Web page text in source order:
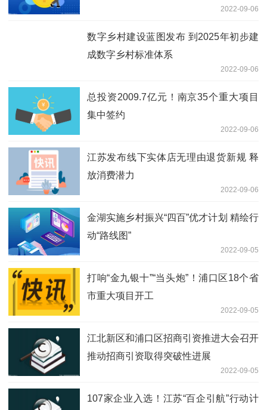
2022-09-06
数字乡村建设蓝图发布 到2025年初步建
成数字乡村标准体系
2022-09-06
总投资2009.7亿元！南京35个重大项目
集中签约
2022-09-06
江苏发布线下实体店无理由退货新规 释
放消费潜力
2022-09-06
金湖实施乡村振兴“四百”优才计划 精绘行
动“路线图”
2022-09-05
打响“金九银十”“当头炮”！浦口区18个省
市重大项目开工
2022-09-05
江北新区和浦口区招商引资推进大会召开
推动招商引资取得突破性进展
2022-09-05
107家企业入选！江苏“百企引航”行动计